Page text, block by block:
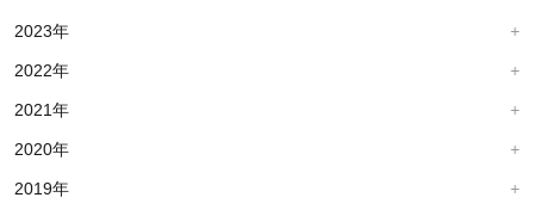
2023年
2022年
2021年
2020年
2019年